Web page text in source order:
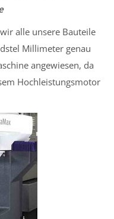
alle unsere Bauteile
Millimeter genau
angewiesen, da
Hochleistungsmotor